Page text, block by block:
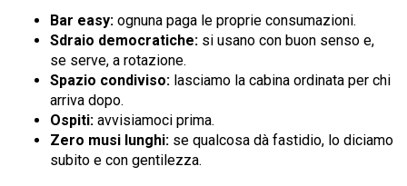
Bar easy: ognuna paga le proprie consumazioni.
Sdraio democratiche: si usano con buon senso e,
se serve, a rotazione.
Spazio condiviso: lasciamo la cabina ordinata per chi
arriva dopo.
Ospiti: avvisiamoci prima.
Zero musi lunghi: se qualcosa dà fastidio, lo diciamo
subito e con gentilezza.